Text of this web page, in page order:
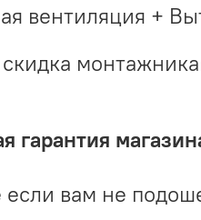
вентиляция +
гарантия
если вам не